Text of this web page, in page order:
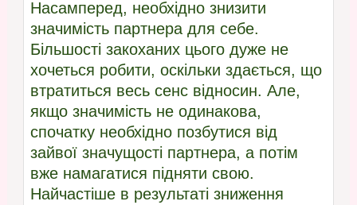
Насамперед, необхідно знизити
значимість партнера для себе.
Більшості закоханих цього дуже не
хочеться робити, оскільки здається, що
втратиться весь сенс відносин. Але,
якщо значимість не одинакова,
спочатку необхідно позбутися від
зайвої значущості партнера, а потім
вже намагатися підняти свою.
Найчастіше в результаті зниження